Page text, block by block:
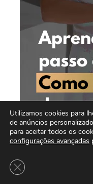
Utilizamos cookies para
de anúncios
para aceitar todos os
configurações avançadas
Close GDPR Cookie